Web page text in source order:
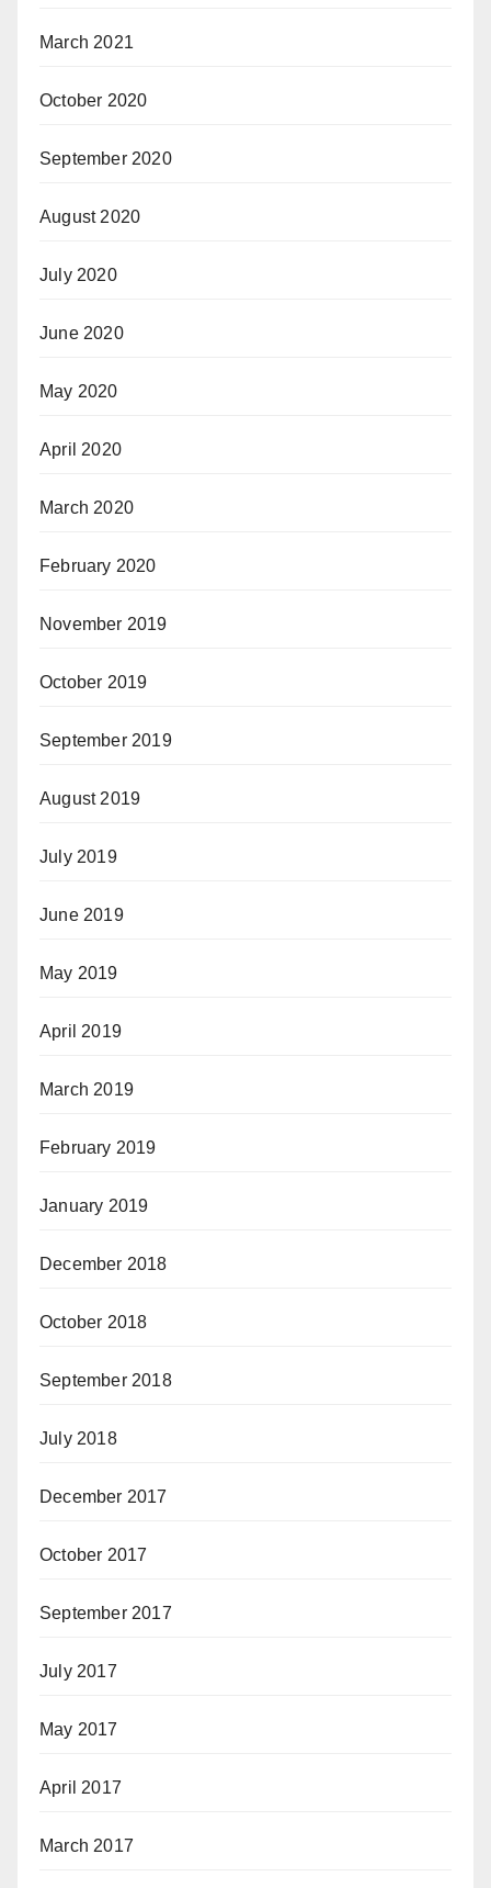
March 2021
October 2020
September 2020
August 2020
July 2020
June 2020
May 2020
April 2020
March 2020
February 2020
November 2019
October 2019
September 2019
August 2019
July 2019
June 2019
May 2019
April 2019
March 2019
February 2019
January 2019
December 2018
October 2018
September 2018
July 2018
December 2017
October 2017
September 2017
July 2017
May 2017
April 2017
March 2017